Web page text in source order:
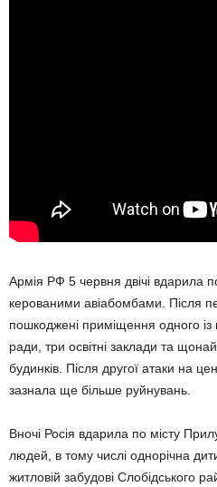
Армія РФ 5 червня двічі вдарила
керованими авіабомбами. Після
пошкоджені приміщення одного із
ради, три освітні заклади та
будинків. Після другої атаки на
зазнала ще більше руйнувань.
Вночі Росія вдарила по місту
людей, в тому числі однорічна
житловій забудові Слобідського